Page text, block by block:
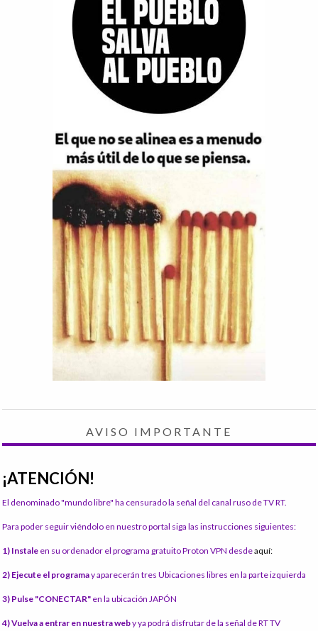
AVISO IMPORTANTE
¡ATENCIÓN!
El denominado "mundo libre" ha censurado la señal del canal ruso de TV RT.
Para poder seguir viéndolo en nuestro portal siga las instrucciones siguientes:
1) Instale en su ordenador el programa gratuito Proton VPN desdeaquí:
2) Ejecute el programay aparecerán tres Ubicaciones libres en la parte izquierda
3) Pulse "CONECTAR" en la ubicación JAPÓN
4) Vuelva a entrar en nuestra weby ya podrá disfrutar de la señal de RT TV